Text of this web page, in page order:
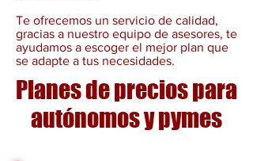
Te ofrecemos un servicio de calidad,
gracias a nuestro equipo de asesores, te
ayudamos a escoger el mejor plan que
se adapte a tus necesidades.
Planes de precios para
autónomos y pymes